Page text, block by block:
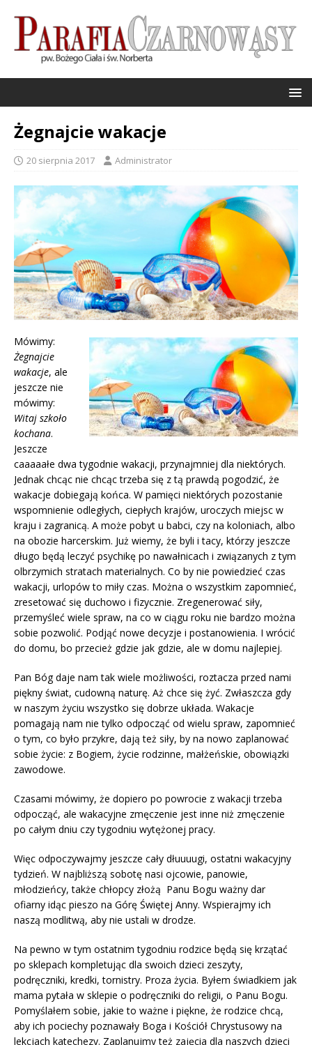
Żegnajcie wakacje
20 sierpnia 2017 Administrator
Mówimy:
Żegnajcie
wakacje, ale
jeszcze nie
mówimy:
Witaj szkoło
kochana.
Jeszcze
caaaaałe dwa tygodnie wakacji, przynajmniej dla niektórych.
Jednak chcąc nie chcąc trzeba się z tą prawdą pogodzić, że
wakacje dobiegają końca. W pamięci niektórych pozostanie
wspomnienie odległych, ciepłych krajów, uroczych miejsc w
kraju i zagranicą. A może pobyt u babci, czy na koloniach, albo
na obozie harcerskim. Już wiemy, że byli i tacy, którzy jeszcze
długo będą leczyć psychikę po nawałnicach i związanych z tym
olbrzymich stratach materialnych. Co by nie powiedzieć czas
wakacji, urlopów to miły czas. Można o wszystkim zapomnieć,
zresetować się duchowo i fizycznie. Zregenerować siły,
przemyśleć wiele spraw, na co w ciągu roku nie bardzo można
sobie pozwolić. Podjąć nowe decyzje i postanowienia. I wrócić
do domu, bo przecież gdzie jak gdzie, ale w domu najlepiej.
Pan Bóg daje nam tak wiele możliwości, roztacza przed nami
piękny świat, cudowną naturę. Aż chce się żyć. Zwłaszcza gdy
w naszym życiu wszystko się dobrze układa. Wakacje
pomagają nam nie tylko odpocząć od wielu spraw, zapomnieć
o tym, co było przykre, dają też siły, by na nowo zaplanować
sobie życie: z Bogiem, życie rodzinne, małżeńskie, obowiązki
zawodowe.
Czasami mówimy, że dopiero po powrocie z wakacji trzeba
odpocząć, ale wakacyjne zmęczenie jest inne niż zmęczenie
po całym dniu czy tygodniu wytężonej pracy.
Więc odpoczywajmy jeszcze cały dłuuuugi, ostatni wakacyjny
tydzień. W najbliższą sobotę nasi ojcowie, panowie,
młodzieńcy, także chłopcy złożą Panu Bogu ważny dar
ofiarny idąc pieszo na Górę Świętej Anny. Wspierajmy ich
naszą modlitwą, aby nie ustali w drodze.
Na pewno w tym ostatnim tygodniu rodzice będą się krzątać
po sklepach kompletując dla swoich dzieci zeszyty,
podręczniki, kredki, tornistry. Proza życia. Byłem świadkiem jak
mama pytała w sklepie o podręczniki do religii, o Panu Bogu.
Pomyślałem sobie, jakie to ważne i piękne, że rodzice chcą,
aby ich pociechy poznawały Boga i Kościół Chrystusowy na
lekcjach katechezy. Zaplanujmy też zajęcia dla naszych dzieci